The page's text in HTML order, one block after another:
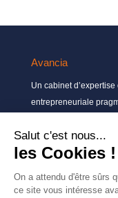
Avancia
Un cabinet
entrepreneuriale
Contactez-nous
30, rue Pré Gaudry,